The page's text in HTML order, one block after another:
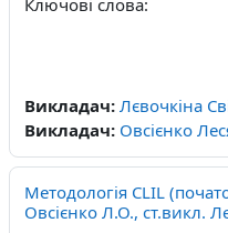
Ключові слова:
Викладач: Лєвочкіна
Викладач: Овсієнко
Методологія CLIL
Овсієнко Л.О., ст.викл.